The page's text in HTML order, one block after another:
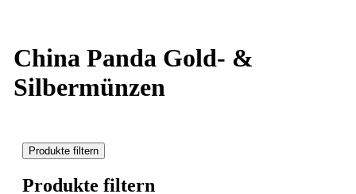
China Panda Gold- &
Silbermünzen
Produkte filtern
Produkte filtern